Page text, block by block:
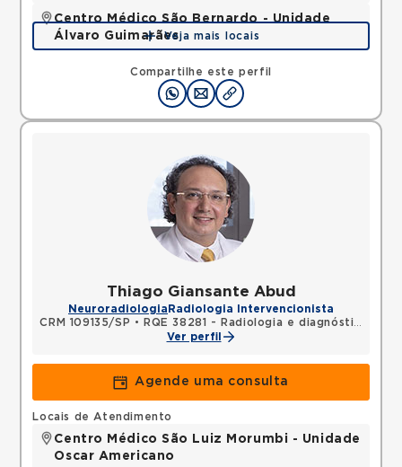
Compartilhe este perfil
Centro Médico São Bernardo - Unidade
Álvaro Guimarães
Avenida Alvaro Guimaraes, Assuncao, Sao Bernardo
do Campo, SP, 09810010 •
Mapa
Veja mais locais
Thiago Giansante Abud
Neuroradiologia Radiologia Intervencionista
CRM 109135/SP •
RQE 38281 - Radiologia e diagnóstico por imagem
Ver perfil
Agende uma consulta
Locais de Atendimento
Centro Médico São Luiz Morumbi - Unidade
Oscar Americano